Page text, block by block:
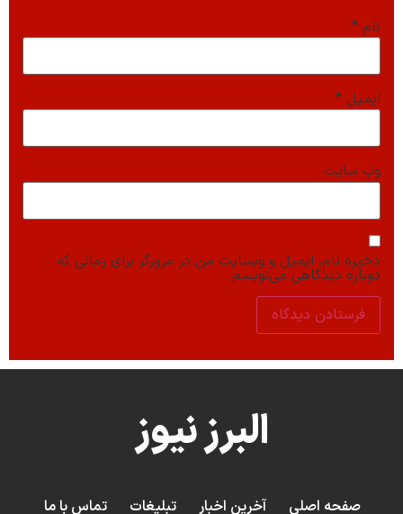
نام *
ایمیل *
وب‌ سایت
ذخیره نام، ایمیل و وبسایت من در مرورگر برای زمانی که
دوباره دیدگاهی می‌نویسم.
البرز نیوز
صفحه اصلی آخرین اخبار تبلیغات تماس با ما